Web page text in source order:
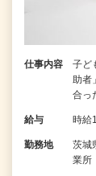
仕事内容
子ど
助者
合っ
給与 時給
勤務地
茨城
業所